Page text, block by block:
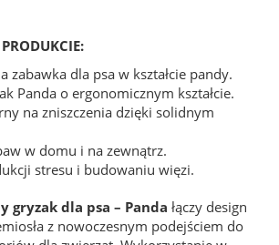
zabawka dla psa w kształcie pandy.
Panda o ergonomicznym kształcie.
na zniszczenia dzięki solidnym
w domu i na zewnątrz.
stresu i budowaniu więzi.
gryzak dla psa – Panda łączy design
z nowoczesnym podejściem do